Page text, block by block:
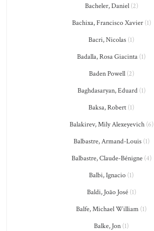
Bacheler, Daniel(2)
Bachixa, Francisco Xavier(1)
Bacri, Nicolas (1)
Badalla, Rosa Giacinta (1)
Baden Powell(2)
Baghdasaryan, Eduard(1)
Baksa, Robert (1)
Balakirev, Mily Alexeyevich(6)
Balbastre, Armand-Louis(1)
Balbastre, Claude-Bénigne(4)
Balbi, Ignacio (1)
Baldi, João José(1)
Balfe, Michael William (1)
Balke, Jon (1)